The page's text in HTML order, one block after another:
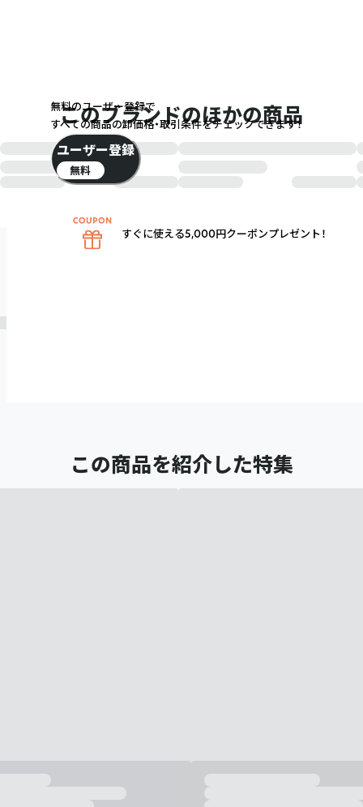
このブランドのほかの商品
この商品を紹介した特集
無料のユーザー登録で
すべての商品の卸価格・取引条件をチェックできます！
ユーザー登録
無料
すぐに使える5,000円クーポンプレゼント！